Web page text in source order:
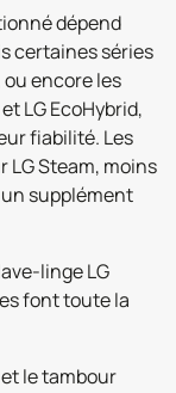
dépend
certaines séries
ou encore les
LG EcoHybrid,
fiabilité. Les
LG Steam, moins
supplément
linge LG
font toute la
le tambour